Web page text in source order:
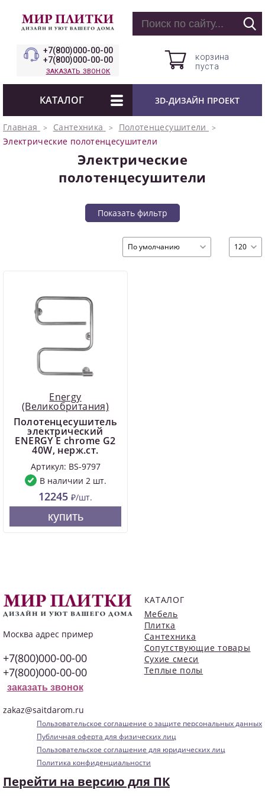
+7(800)000-00-00
+7(800)000-00-00
ЗАКАЗАТЬ ЗВОНОК
корзина
пуста
КАТАЛОГ 3D-ДИЗАЙН ПРОЕКТ
Главная Сантехника
Полотенцесушители
Электрические полотенцесушители
Электрические
полотенцесушители
Показать фильтр
По умолчанию 120
Energy
(Великобритания)
Полотенцесушитель
электрический
ENERGY E chrome G2
40W, нерж.ст.
Артикул: BS-9797
В наличии 2 шт.
12245 ₽/шт.
купить
Москва адрес пример
+7(800)000-00-00
+7(800)000-00-00
заказать звонок
zakaz@saitdarom.ru
КАТАЛОГ
Мебель
Плитка
Сантехника
Сопутствующие товары
Сухие смеси
Теплые полы
Пользовательское соглашение о защите персональных данных
Публичная оферта для физических лиц
Пользовательское соглашение для юридических лиц
Политика конфиденциальности
Перейти на версию для ПК